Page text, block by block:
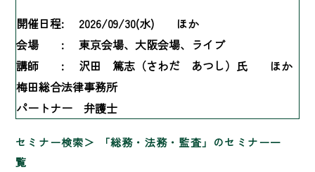
開催日程:
2026/09/30(水) ほか
会場 :
東京会場、大阪会場、ライブ
講師 :
沢田 篤志（さわだ あつし）氏 ほか
梅田総合法律事務所
パートナー 弁護士
セミナー検索
「総務・法務・監査」のセミナー一
覧